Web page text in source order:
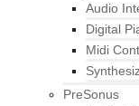
Audio
Digital
Midi
PreSonus